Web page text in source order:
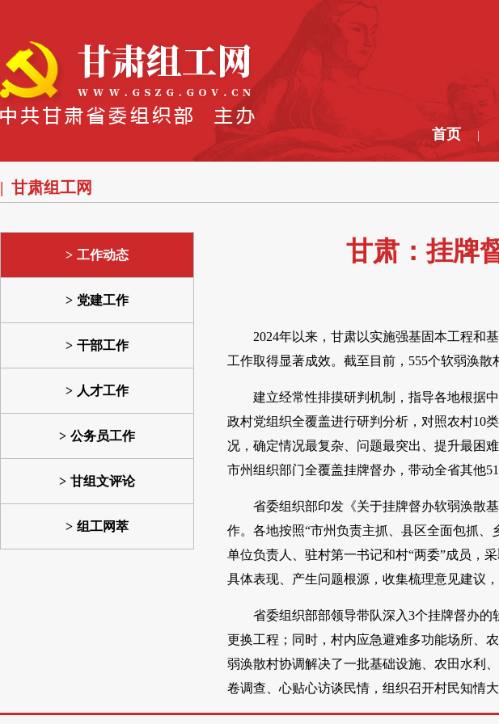
首页
甘肃组工网
工作动态
党建工作
干部工作
人才工作
公务员工作
甘组文评论
组工网萃
甘肃：挂牌
2024年以来，甘肃以实施强基固本工程和
工作取得显著成效。截至目前，555个软弱涣散
建立经常性排摸研判机制，指导各地根据
政村党组织全覆盖进行研判分析，对照农村10
况，确定情况最复杂、问题最突出、提升最困
市州组织部门全覆盖挂牌督办，带动全省其他
省委组织部印发《关于挂牌督办软弱涣散
作。各地按照“市州负责主抓、县区全面包抓
单位负责人、驻村第一书记和村“两委”成员，
具体表现、产生问题根源，收集梳理意见建议
省委组织部部领导带队深入3个挂牌督办
更换工程；同时，村内应急避难多功能场所、
弱涣散村协调解决了一批基础设施、农田水利
卷调查、心贴心访谈民情，组织召开村民知情